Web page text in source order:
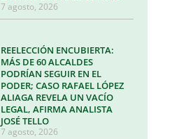
7 agosto, 2026
REELECCIÓN ENCUBIERTA:
MÁS DE 60 ALCALDES
PODRÍAN SEGUIR EN EL
PODER; CASO RAFAEL LÓPEZ
ALIAGA REVELA UN VACÍO
LEGAL, AFIRMA ANALISTA
JOSÉ TELLO
7 agosto, 2026